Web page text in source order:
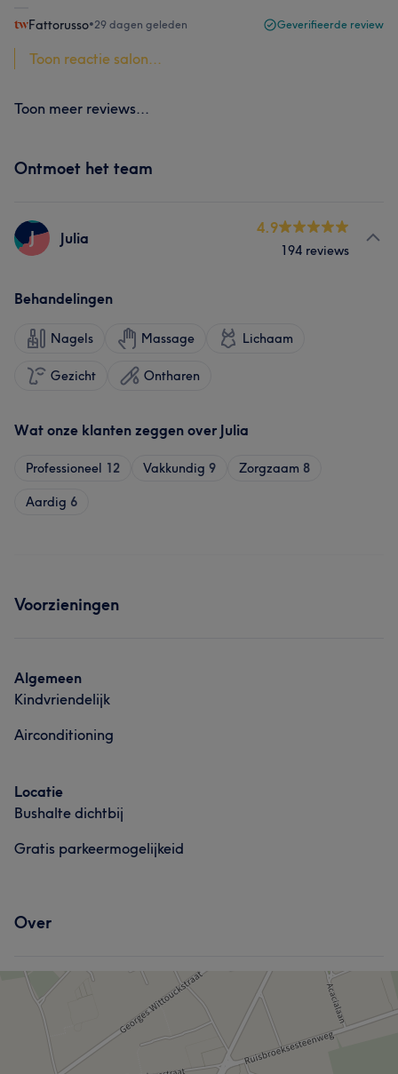
Fattorusso•29 dagen geleden Geverifieerde review
Toon reactie salon...
Toon meer reviews...
Ontmoet het team
J Julia
4.9
194 reviews
Behandelingen
Nagels Massage Lichaam
Gezicht Ontharen
Wat onze klanten zeggen over Julia
Professioneel 12 Vakkundig 9 Zorgzaam 8
Aardig 6
Voorzieningen
Algemeen
Kindvriendelijk
Airconditioning
Locatie
Bushalte dichtbij
Gratis parkeermogelijkeid
Over